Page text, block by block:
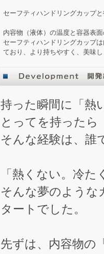
セーフティハンドリングカップ
内容物（液体）の温度と容器表
セーフティハンドリングカップ
ており、より持ちやすく、美味
持った瞬間に「熱
とってを持った
そんな経験は、誰
「熱くない。冷
そんな夢のような
タートでした。
先ずは、内容物の